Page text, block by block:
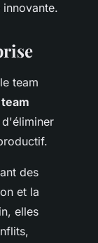
team
des
et la
elles